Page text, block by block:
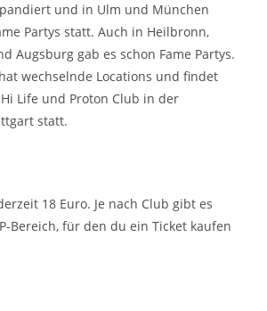
und in Ulm und München
Partys statt. Auch in Heilbronn,
Augsburg gab es schon Fame Partys.
wechselnde Locations und findet
Life und Proton Club in der
statt.
18 Euro. Je nach Club gibt es
Bereich, für den du ein Ticket kaufen